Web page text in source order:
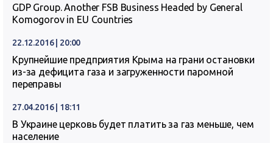
GDP Group. Another FSB Business Headed by General
Komogorov in EU Countries
22.12.2016 | 20:00
Крупнейшие предприятия Крыма на грани остановки
из-за дефицита газа и загруженности паромной
переправы
27.04.2016 | 18:11
В Украине церковь будет платить за газ меньше, чем
население